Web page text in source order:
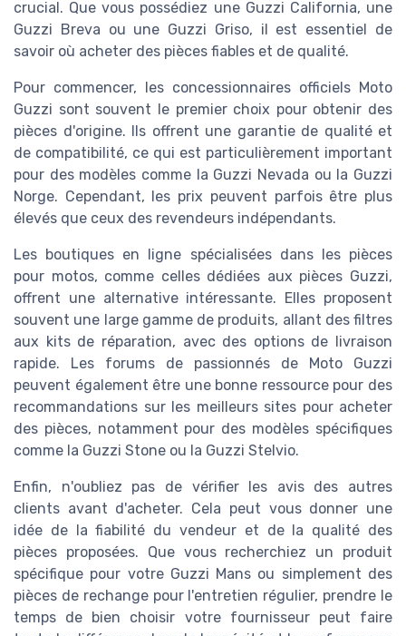
crucial. Que vous possédiez une Guzzi California, une
Guzzi Breva ou une Guzzi Griso, il est essentiel de
savoir où acheter des pièces fiables et de qualité.
Pour commencer, les concessionnaires officiels Moto
Guzzi sont souvent le premier choix pour obtenir des
pièces d'origine. Ils offrent une garantie de qualité et
de compatibilité, ce qui est particulièrement important
pour des modèles comme la Guzzi Nevada ou la Guzzi
Norge. Cependant, les prix peuvent parfois être plus
élevés que ceux des revendeurs indépendants.
Les boutiques en ligne spécialisées dans les pièces
pour motos, comme celles dédiées aux pièces Guzzi,
offrent une alternative intéressante. Elles proposent
souvent une large gamme de produits, allant des filtres
aux kits de réparation, avec des options de livraison
rapide. Les forums de passionnés de Moto Guzzi
peuvent également être une bonne ressource pour des
recommandations sur les meilleurs sites pour acheter
des pièces, notamment pour des modèles spécifiques
comme la Guzzi Stone ou la Guzzi Stelvio.
Enfin, n'oubliez pas de vérifier les avis des autres
clients avant d'acheter. Cela peut vous donner une
idée de la fiabilité du vendeur et de la qualité des
pièces proposées. Que vous recherchiez un produit
spécifique pour votre Guzzi Mans ou simplement des
pièces de rechange pour l'entretien régulier, prendre le
temps de bien choisir votre fournisseur peut faire